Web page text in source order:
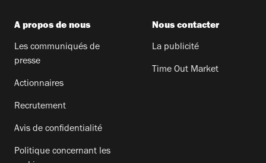
A propos de nous
Les communiqués de
presse
Actionnaires
Recrutement
Avis de confidentialité
Politique concernant les
Nous contacter
La publicité
Time Out Market